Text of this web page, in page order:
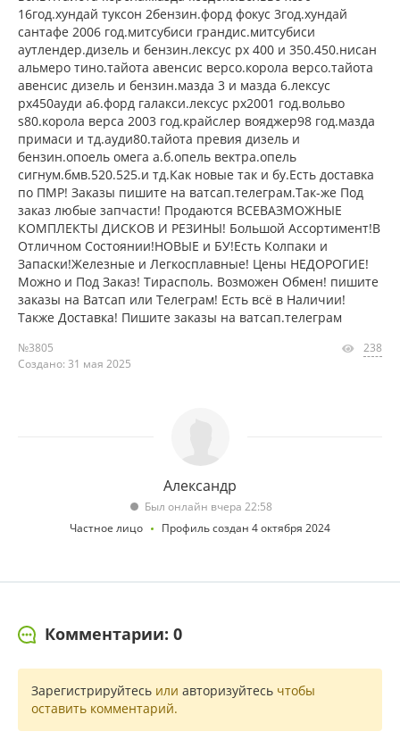
16год.хундай туксон 2бензин.форд фокус 3год.хундай
сантафе 2006 год.митсубиси грандис.митсубиси
аутлендер.дизель и бензин.лексус рх 400 и 350.450.нисан
альмеро тино.тайота авенсис версо.корола версо.тайота
авенсис дизель и бензин.мазда 3 и мазда 6.лексус
рх450ауди а6.форд галакси.лексус рх2001 год.вольво
s80.корола верса 2003 год.крайслер вояджер98 год.мазда
примаси и тд.ауди80.тайота превия дизель и
бензин.опоель омега а.б.опель вектра.опель
сигнум.бмв.520.525.и тд.Как новые так и бу.Есть доставка
по ПМР! Заказы пишите на ватсап.телеграм.Так-же Под
заказ любые запчасти! Продаются ВСЕВАЗМОЖНЫЕ
КОМПЛЕКТЫ ДИСКОВ И РЕЗИНЫ! Большой Ассортимент!В
Отличном Состоянии!НОВЫЕ и БУ!Есть Колпаки и
Запаски!Железные и Легкосплавные! Цены НЕДОРОГИЕ!
Можно и Под Заказ! Тирасполь. Возможен Обмен! пишите
заказы на Ватсап или Телеграм! Есть всё в Наличии!
Также Доставка! Пишите заказы на ватсап.телеграм
№3805
Создано: 31 мая 2025
238
Александр
Был онлайн вчера 22:58
Частное лицо
Профиль создан 4 октября 2024
Комментарии: 0
Зарегистрируйтесь или авторизуйтесь чтобы
оставить комментарий.